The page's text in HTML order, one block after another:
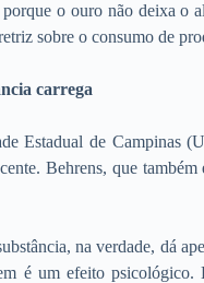
o ouro não deixa
sobre o consumo de
carrega
Estadual de
Behrens, que
na verdade, dá
é um efeito